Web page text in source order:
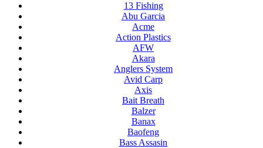
13 Fishing
Abu Garcia
Acme
Action Plastics
AFW
Akara
Anglers System
Avid Carp
Axis
Bait Breath
Balzer
Banax
Baofeng
Bass Assasin